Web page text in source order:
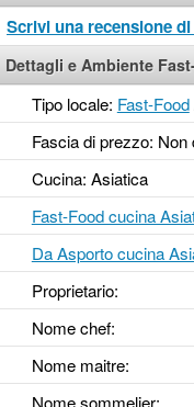
Scrivi una recensione
Dettagli e Ambiente
Tipo locale: Fast-Food
Fascia di prezzo:
Cucina: Asiatica
Fast-Food cucina
Da Asporto cucina
Proprietario:
Nome chef:
Nome maitre:
Nome sommelier: